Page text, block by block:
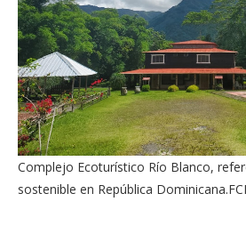
Complejo Ecoturístico Río Blanco,
sostenible en República Dominicana.